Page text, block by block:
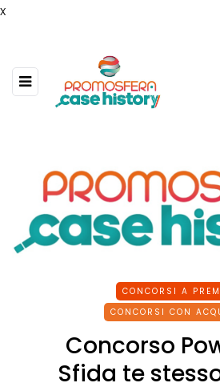
x
CONCORSI A
CONCORSI CON
Concorso
Sfida te